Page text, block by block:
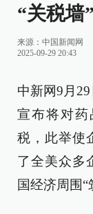
“关税墙
来源： 中国新闻网
2025-09-29 20:43
中新网9月
宣布将对
税，此举使
了全美众多
国经济周围“